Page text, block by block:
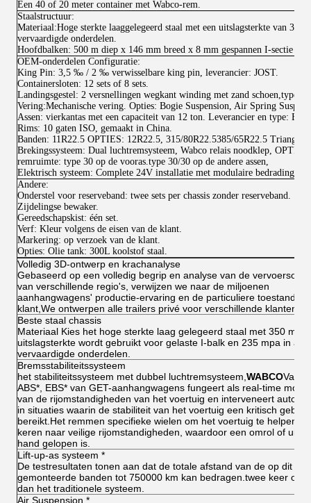
Een 40 of 20 meter container met Wabco-rem.
Staalstructuur:
Materiaal:Hoge sterkte laaggelegeerd staal met een uitslagsterkte van
vervaardigde onderdelen.
Hoofdbalken: 500 m diep x 146 mm breed x 8 mm gespannen I-sectie
OEM-onderdelen Configuratie:
King Pin: 3,5 ‰ / 2 ‰ verwisselbare king pin, leverancier: JOST.
Containersloten: 12 sets of 8 sets.
Landingsgestel: 2 versnellingen wegkant winding met zand schoen,type:
Vering:Mechanische vering. Opties: Bogie Suspension, Air Spring
Assen: vierkantas met een capaciteit van 12 ton. Leverancier en type:
Rims: 10 gaten ISO, gemaakt in China.
Banden: 11R22.5 OPTIES: 12R22.5, 315/80R22.5385/65R22.5 Triangle
Brekingssysteem: Dual luchtremsysteem, Wabco relais noodklep,
remruimte: type 30 op de vooras.type 30/30 op de andere assen,
Elektrisch systeem: Complete 24V installatie met modulaire
Andere:
Onderstel voor reserveband: twee sets per chassis zonder reserveband.
Zijdelingse bewaker.
Gereedschapskist: één set.
Verf: Kleur volgens de eisen van de klant.
Markering: op verzoek van de klant.
Opties: Olie tank: 300L koolstof staal.
Volledig 3D-ontwerp en krachanalyse
Gebaseerd op een volledig begrip en analyse van de
van verschillende regio's, verwijzen we naar de miljoenen
aanhangwagens' productie-ervaring en de particuliere toestand
klant,We ontwerpen alle trailers privé voor verschillende klanten..
Beste staal chassis
Materiaal Kies het hoge sterkte laag gelegeerd staal met 350 mpa
uitslagsterkte wordt gebruikt voor gelaste I-balk en 235 mpa in
vervaardigde onderdelen.
Bremsstabiliteitssysteem
het stabiliteitssysteem met dubbel luchtremsysteem, WABCOValve,
ABS*, EBS* van GET-aanhangwagens fungeert als real-time
van de rijomstandigheden van het voertuig en interveneert
in situaties waarin de stabiliteit van het voertuig een kritisch gebied
bereikt.Het remmen specifieke wielen om het voertuig te helpen
keren naar veilige rijomstandigheden, waardoor een omrol of uit
hand gelopen is.
Lift-up-as systeem *
De testresultaten tonen aan dat de totale afstand van de op dit
gemonteerde banden tot 750000 km kan bedragen.twee keer of
dan het traditionele systeem.
Air Suspension *